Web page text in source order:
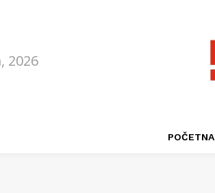
2026
POČETNA